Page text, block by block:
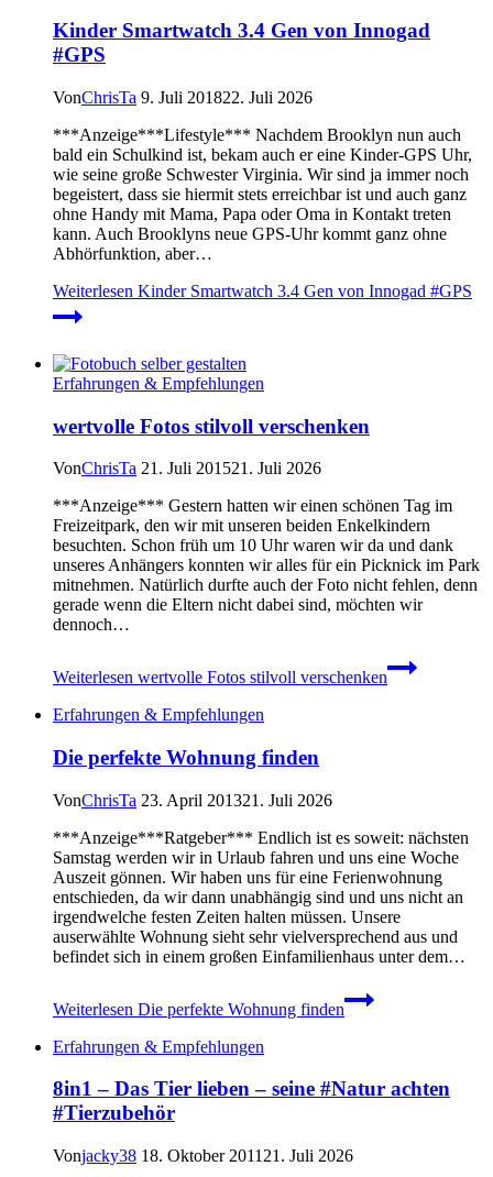
Kinder Smartwatch 3.4 Gen von Innogad
#GPS
VonChrisTa 9. Juli 201822. Juli 2026
***Anzeige***Lifestyle*** Nachdem Brooklyn nun auch
bald ein Schulkind ist, bekam auch er eine Kinder-GPS Uhr,
wie seine große Schwester Virginia. Wir sind ja immer noch
begeistert, dass sie hiermit stets erreichbar ist und auch ganz
ohne Handy mit Mama, Papa oder Oma in Kontakt treten
kann. Auch Brooklyns neue GPS-Uhr kommt ganz ohne
Abhörfunktion, aber…
Weiterlesen Kinder Smartwatch 3.4 Gen von Innogad #GPS
Erfahrungen & Empfehlungen
wertvolle Fotos stilvoll verschenken
VonChrisTa 21. Juli 201521. Juli 2026
***Anzeige*** Gestern hatten wir einen schönen Tag im
Freizeitpark, den wir mit unseren beiden Enkelkindern
besuchten. Schon früh um 10 Uhr waren wir da und dank
unseres Anhängers konnten wir alles für ein Picknick im Park
mitnehmen. Natürlich durfte auch der Foto nicht fehlen, denn
gerade wenn die Eltern nicht dabei sind, möchten wir
dennoch…
Weiterlesen wertvolle Fotos stilvoll verschenken
Erfahrungen & Empfehlungen
Die perfekte Wohnung finden
VonChrisTa 23. April 201321. Juli 2026
***Anzeige***Ratgeber*** Endlich ist es soweit: nächsten
Samstag werden wir in Urlaub fahren und uns eine Woche
Auszeit gönnen. Wir haben uns für eine Ferienwohnung
entschieden, da wir dann unabhängig sind und uns nicht an
irgendwelche festen Zeiten halten müssen. Unsere
auserwählte Wohnung sieht sehr vielversprechend aus und
befindet sich in einem großen Einfamilienhaus unter dem…
Weiterlesen Die perfekte Wohnung finden
Erfahrungen & Empfehlungen
8in1 – Das Tier lieben – seine #Natur achten
#Tierzubehör
Vonjacky38 18. Oktober 2011 21. Juli 2026